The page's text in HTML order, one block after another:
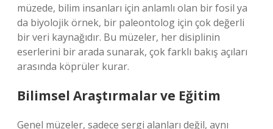
müzede, bilim insanları için anlamlı olan bir fosil ya
da biyolojik örnek, bir paleontolog için çok değerli
bir veri kaynağıdır. Bu müzeler, her disiplinin
eserlerini bir arada sunarak, çok farklı bakış açıları
arasında köprüler kurar.
Bilimsel Araştırmalar ve Eğitim
Genel müzeler, sadece sergi alanları değil, aynı